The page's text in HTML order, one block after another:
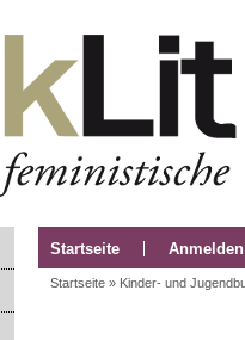
Startseite Anmelden
Startseite » Kinder- und